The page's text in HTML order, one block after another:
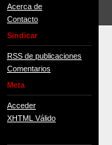
Acerca de
Contacto
Sindicar
RSS de publicaciones
Comentarios
Meta
Acceder
XHTML Válido